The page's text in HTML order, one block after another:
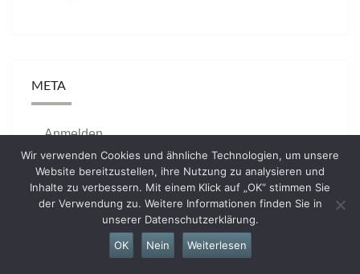
META
Anmelden
Eintrags-Feed
Kommentar-Feed
WordPress.org
Wir verwenden Cookies und ähnliche Technologien, um unsere
Website bereitzustellen, ihre Nutzung zu analysieren und
Inhalte zu verbessern. Mit einem Klick auf „OK“ stimmen Sie
der Verwendung zu. Weitere Informationen finden Sie in
unserer Datenschutzerklärung.
OK
Nein Weiterlesen